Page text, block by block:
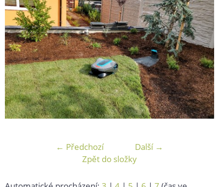
← Předchozí
Další →
Zpět do složky